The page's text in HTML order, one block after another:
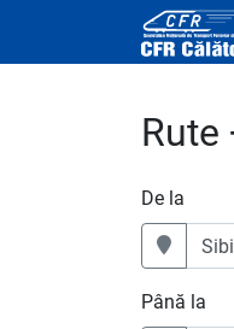
Rute
De la
Până la